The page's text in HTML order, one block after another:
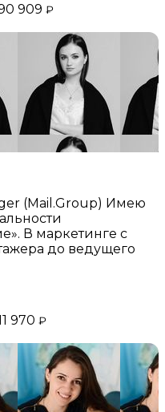
909 ₽
(Mail.Group) Имею
В маркетинге с
до ведущего
970 ₽